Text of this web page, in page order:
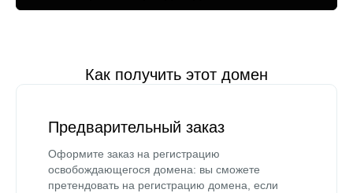
Как получить этот домен
Предварительный заказ
Оформите заказ на регистрацию
освобождающегося домена: вы сможете
претендовать на регистрацию домена, если